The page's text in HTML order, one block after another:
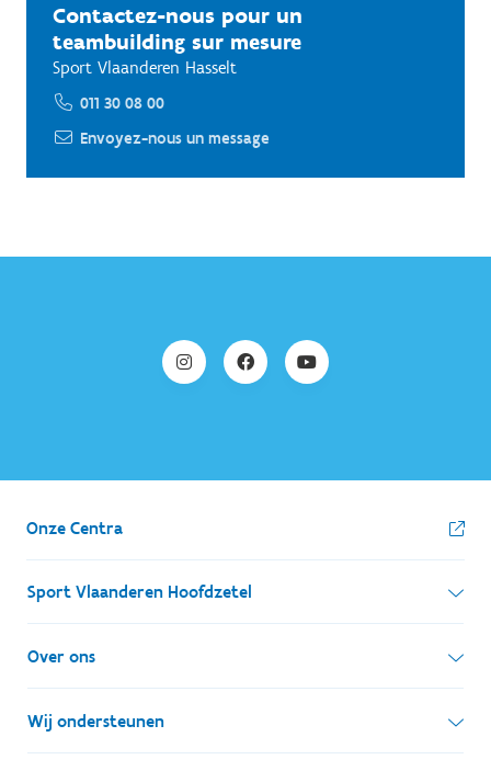
Contactez-nous pour un
teambuilding sur mesure
Sport Vlaanderen Hasselt
011 30 08 00
Envoyez-nous un message
Onze Centra
Sport Vlaanderen Hoofdzetel
Simon Bolivarlaan 17
1000 Brussel
Ondernemingsnummer: BE 0248.142.826
Over ons
Wie zijn we, wat doen we
Onze centra
Wij ondersteunen